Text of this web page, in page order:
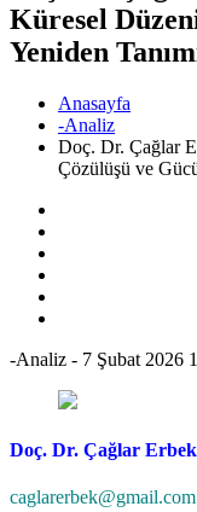
Küresel
Yeniden
Anasayfa
-Analiz
Doç. Dr. Çağlar
Çözülüşü ve
-Analiz - 7 Şubat 2026
Doç. Dr. Çağlar Erbek
caglarerbek@gmail.com